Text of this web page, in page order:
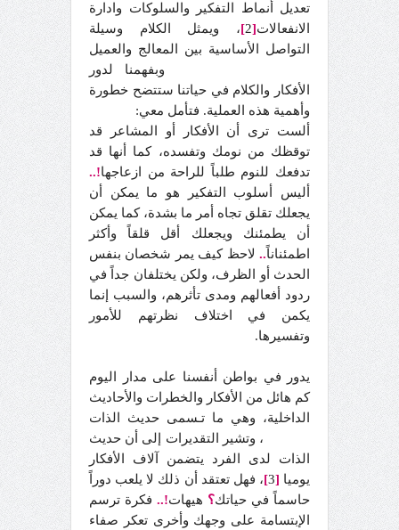
تعديل أنماط التفكير والسلوكات وادارة
الانفعالات[
2
]، ويمثل الكلام وسيلة
التواصل الأساسية بين المعالج والعميل
وبفهمنا لدور
الأفكار والكلام في حياتنا ستتضح خطورة
وأهمية هذه العملية. فتأمل معي:
ألست ترى أن الأفكار أو المشاعر قد
توقظك من نومك وتفسده، كما أنها قد
تدفعك للنوم طلباً للراحة من ازعاجها!..
أليس أسلوب التفكير هو ما يمكن أن
يجعلك تقلق تجاه أمر ما بشدة، كما يمكن
أن يطمئنك ويجعلك أقل قلقاً وأكثر
اطمئناناً.. لاحظ كيف يمر شخصان بنفس
الحدث أو الظرف، ولكن يختلفان جداً في
ردود أفعالهم ومدى تأثرهم، والسبب إنما
يكمن في اختلاف نظرتهم للأمور
وتفسيرها.
يدور في بواطن أنفسنا على مدار اليوم
كم هائل من الأفكار والخطرات والأحاديث
الداخلية، وهي ما تـسمى حديث الذات
، وتشير التقديرات إلى أن حديث
الذات لدى الفرد يتضمن آلاف الأفكار
يوميا [
3
]، فهل تعتقد أن ذلك لا يلعب دوراً
حاسماً في حياتك؟ هيهات!.. فكرة ترسم
الإبتسامة على وجهك وأخرى تعكر صفاء